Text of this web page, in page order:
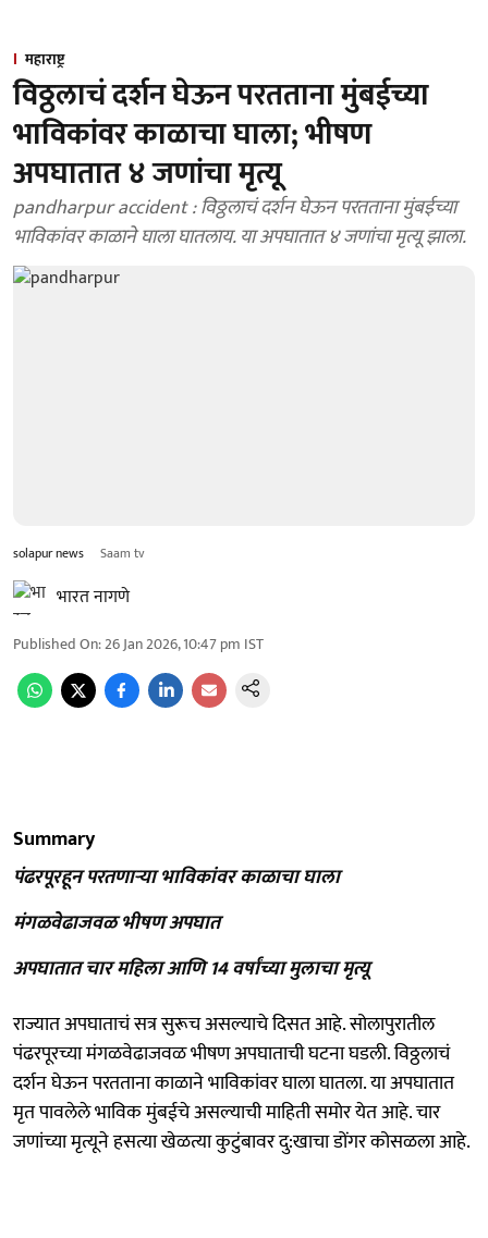
महाराष्ट्र
विठ्ठलाचं दर्शन घेऊन परतताना मुंबईच्या
भाविकांवर काळाचा घाला; भीषण
अपघातात ४ जणांचा मृत्यू
pandharpur accident : विठ्ठलाचं दर्शन घेऊन परतताना मुंबईच्या
भाविकांवर काळाने घाला घातलाय. या अपघातात ४ जणांचा मृत्यू झाला.
solapur news Saam tv
भारत नागणे
Published On:26 Jan 2026, 10:47 pm IST
Summary
पंढरपूरहून परतणाऱ्या भाविकांवर काळाचा घाला
मंगळवेढाजवळ भीषण अपघात
अपघातात चार महिला आणि 14 वर्षांच्या मुलाचा मृत्यू
राज्यात अपघाताचं सत्र सुरूच असल्याचे दिसत आहे. सोलापुरातील
पंढरपूरच्या मंगळवेढाजवळ भीषण अपघाताची घटना घडली. विठ्ठलाचं
दर्शन घेऊन परतताना काळाने भाविकांवर घाला घातला. या अपघातात
मृत पावलेले भाविक मुंबईचे असल्याची माहिती समोर येत आहे. चार
जणांच्या मृत्यूने हसत्या खेळत्या कुटुंबावर दु:खाचा डोंगर कोसळला आहे.